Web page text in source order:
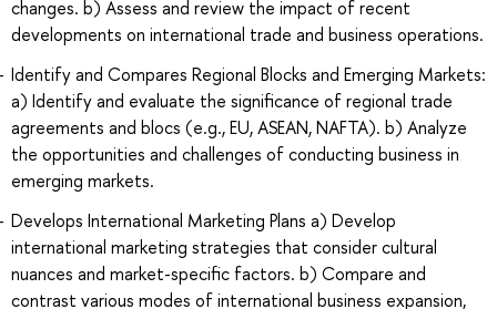
changes. b) Assess and review the impact of recent
developments on international trade and business operations.
Identify and Compares Regional Blocks and Emerging Markets:
a) Identify and evaluate the significance of regional trade
agreements and blocs (e.g., EU, ASEAN, NAFTA). b) Analyze
the opportunities and challenges of conducting business in
emerging markets.
Develops International Marketing Plans a) Develop
international marketing strategies that consider cultural
nuances and market-specific factors. b) Compare and
contrast various modes of international business expansion,